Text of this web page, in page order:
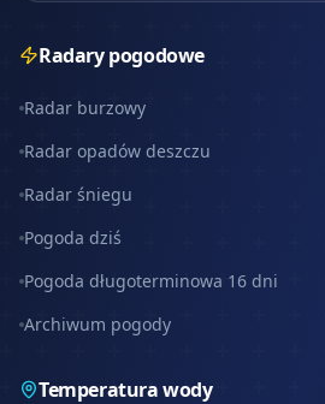
Radary pogodowe
Radar burzowy
Radar opadów deszczu
Radar śniegu
Pogoda dziś
Pogoda długoterminowa 16 dni
Archiwum pogody
Temperatura wody